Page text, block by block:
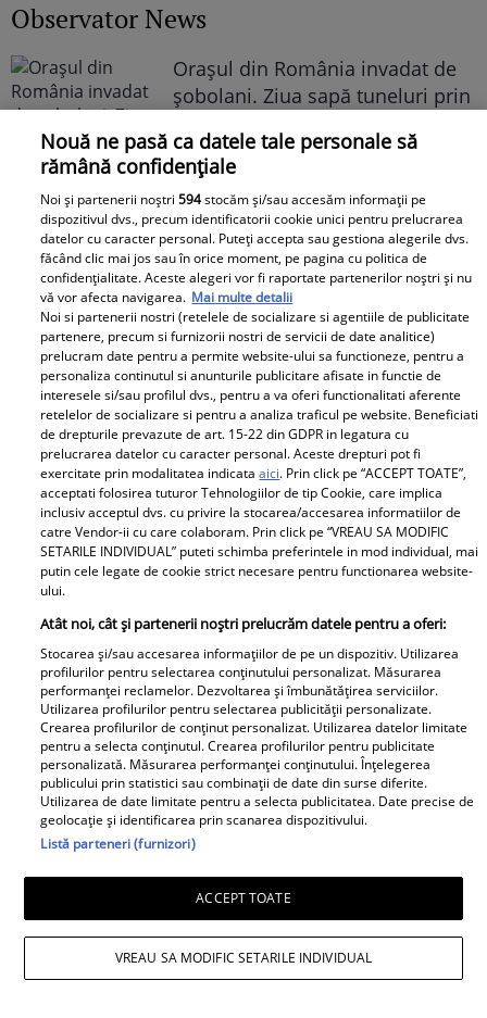
Observator News
Oraşul din România invadat de
şobolani. Ziua sapă tuneluri prin
India"
Libertatea pentru Femei
Acum s-a aflat!
Adevăratul motiv pentru
care “Insula iubirii” a
fost mutată în
septembrie. Fanii sunt
revoltați, dar nu știau
acest detaliu
Felicitări, Filip! La ce
liceu a intrat fiul genial
al Luminiței Anghel și
Evaluarea Națională. Ce
a povestit solista acum
a stârnit un val de
reacții “Primul pe lista
lui de…”
Adrian Rus „Sinner” a
murit. Ultimul mesaj al
fostei iubite după
tragedia de la Brno
frânge inimi
Cine este eroul Mihail
Soare, salvatorul lui
Alexandru, micuțul de 5
pădure. Ce spune
despre copiii lui
Nouă ne pasă ca datele tale personale să
rămână confidențiale
Noi și partenerii noștri594stocăm și/sau accesăm informații pe
dispozitivul dvs., precum identificatorii cookie unici pentru prelucrarea
datelor cu caracter personal. Puteți accepta sau gestiona alegerile dvs.
făcând clic mai jos sau în orice moment, pe pagina cu politica de
confidențialitate. Aceste alegeri vor fi raportate partenerilor noștri și nu
vă vor afecta navigarea. Mai multe detalii
Noi si partenerii nostri (retelele de socializare si agentiile de publicitate
partenere, precum si furnizorii nostri de servicii de date analitice)
prelucram date pentru a permite website-ului sa functioneze, pentru a
personaliza continutul si anunturile publicitare afisate in functie de
interesele si/sau profilul dvs., pentru a va oferi functionalitati aferente
retelelor de socializare si pentru a analiza traficul pe website. Beneficiati
de drepturile prevazute de art. 15-22 din GDPR in legatura cu
prelucrarea datelor cu caracter personal. Aceste drepturi pot fi
exercitate prin modalitatea indicataaici. Prin click pe “ACCEPT TOATE”,
acceptati folosirea tuturor Tehnologiilor de tip Cookie, care implica
inclusiv acceptul dvs. cu privire la stocarea/accesarea informatiilor de
catre Vendor-ii cu care colaboram. Prin click pe “VREAU SA MODIFIC
SETARILE INDIVIDUAL” puteti schimba preferintele in mod individual, mai
putin cele legate de cookie strict necesare pentru functionarea website-
ului.
Atât noi, cât și partenerii noștri prelucrăm datele pentru a oferi:
Stocarea și/sau accesarea informațiilor de pe un dispozitiv. Utilizarea
profilurilor pentru selectarea conținutului personalizat. Măsurarea
performanței reclamelor. Dezvoltarea și îmbunătățirea serviciilor.
Utilizarea profilurilor pentru selectarea publicității personalizate.
Crearea profilurilor de conținut personalizat. Utilizarea datelor limitate
pentru a selecta conținutul. Crearea profilurilor pentru publicitate
personalizată. Măsurarea performanței conținutului. Înțelegerea
publicului prin statistici sau combinații de date din surse diferite.
Utilizarea de date limitate pentru a selecta publicitatea. Date precise de
geolocație și identificarea prin scanarea dispozitivului.
Listă parteneri (furnizori)
ACCEPT TOATE
VREAU SA MODIFIC SETARILE INDIVIDUAL